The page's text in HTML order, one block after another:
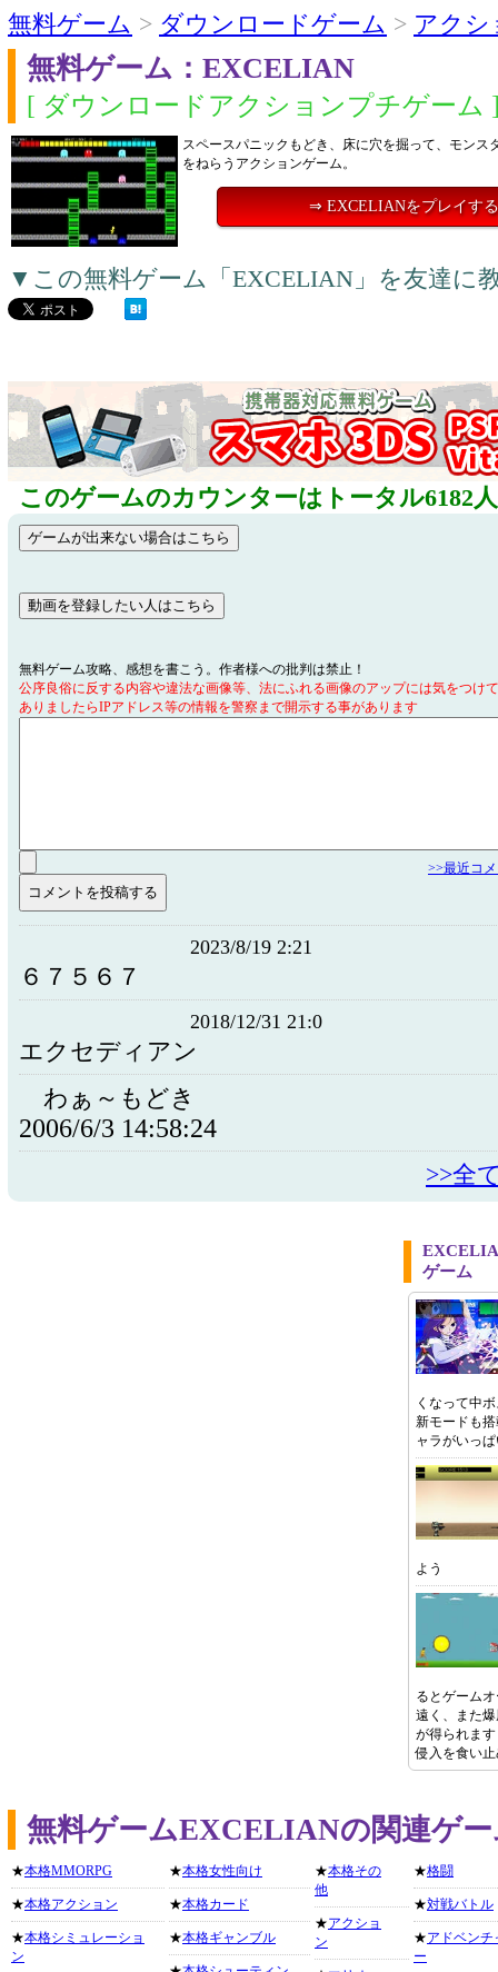
無料ゲーム > ダウンロードゲーム > アクシ
無料ゲーム：EXCELIAN
[ ダウンロードアクションプチゲーム
スペースパニックもどき、床に穴を掘って、モンス
をねらうアクションゲーム。
⇒ EXCELIANをプレイす
▼この無料ゲーム「EXCELIAN」を友達に
このゲームのカウンターはトータル6182
無料ゲーム攻略、感想を書こう。作者様への批判は禁止！
公序良俗に反する内容や違法な画像等、法にふれる画像のアップには気をつけ
ありましたらIPアドレス等の情報を警察まで開示する事があります
>>最近コ
2023/8/19 2:21
６７５６７
2018/12/31 21:0
エクセディアン
わぁ～もどき
2006/6/3 14:58:24
>>全
ゲーム
くなって中
新モードも
ャラがいっ
よう
るとゲーム
遠く、また
が得られま
侵入を食い
無料ゲームEXCELIANの関連ゲ
★本格MMORPG
★本格アクション
★本格シミュレーショ
ン
★本格女性向け
★本格カード
★本格ギャンブル
★本格その
他
★アクショ
ン
★格闘
★対戦バトル
★アドベンチ
ー